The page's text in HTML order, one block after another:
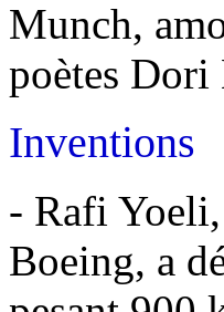
Munch,
poètes Dori
Inventions
- Rafi
Boeing, a